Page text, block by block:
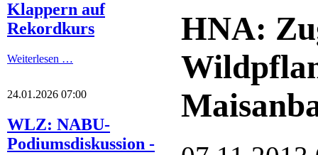
Klappern auf
Rekordkurs
Weiterlesen …
24.01.2026 07:00
WLZ: NABU-
Podiumsdiskussion -
HNA: